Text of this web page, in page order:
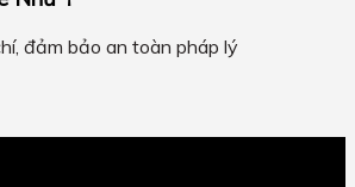
đảm bảo an toàn pháp lý